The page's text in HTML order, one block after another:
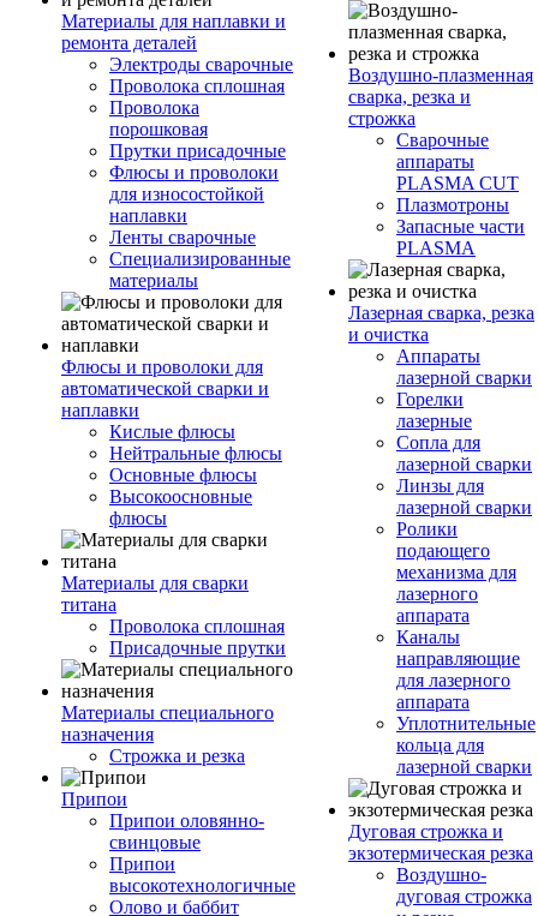
Материалы для наплавки и
ремонта деталей
Электроды сварочные
Проволока сплошная
Проволока
порошковая
Прутки присадочные
Флюсы и проволоки
для износостойкой
наплавки
Ленты сварочные
Специализированные
материалы
Флюсы и проволоки для
автоматической сварки и
наплавки
Кислые флюсы
Нейтральные флюсы
Основные флюсы
Высокоосновные
флюсы
Материалы для сварки
титана
Проволока сплошная
Присадочные прутки
Материалы специального
назначения
Строжка и резка
Припои
Припои оловянно-
свинцовые
Припои
высокотехнологичные
Олово и баббит
Воздушно-плазменная
сварка, резка и
строжка
Сварочные
аппараты
PLASMA CUT
Плазмотроны
Запасные части
PLASMA
Лазерная сварка, резка
и очистка
Аппараты
лазерной сварки
Горелки
лазерные
Сопла для
лазерной сварки
Линзы для
лазерной сварки
Ролики
подающего
механизма для
лазерного
аппарата
Каналы
направляющие
для лазерного
аппарата
Уплотнительные
кольца для
лазерной сварки
Дуговая строжка и
экзотермическая резка
Воздушно-
дуговая строжка